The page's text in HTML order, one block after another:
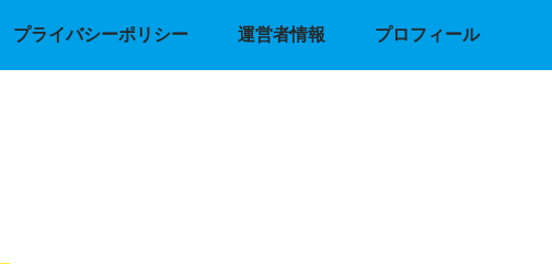
プライバシーポリシー 運営者情報 プロフィール